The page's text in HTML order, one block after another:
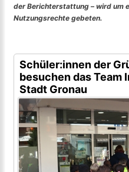
der Berichterstattung – wird um
Nutzungsrechte gebeten.
Schüler:innen der
besuchen das Team
Stadt Gronau